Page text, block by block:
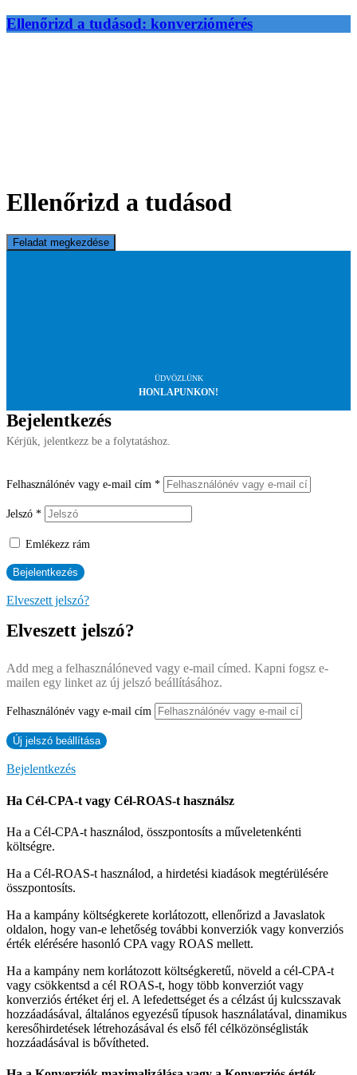
Ellenőrizd a tudásod: konverziómérés
Ellenőrizd a tudásod
ÜDVÖZLÜNK
HONLAPUNKON!
Bejelentkezés
Kérjük, jelentkezz be a folytatáshoz.
Felhasználónév vagy e-mail cím *
Jelszó *
Emlékezz rám
Elveszett jelszó?
Elveszett jelszó?
Add meg a felhasználóneved vagy e-mail címed. Kapni fogsz e-
mailen egy linket az új jelszó beállításához.
Felhasználónév vagy e-mail cím
Bejelentkezés
Ha Cél-CPA-t vagy Cél-ROAS-t használsz
Ha a Cél-CPA-t használod, összpontosíts a műveletenkénti
költségre.
Ha a Cél-ROAS-t használod, a hirdetési kiadások megtérülésére
összpontosíts.
Ha a kampány költségkerete korlátozott, ellenőrizd a Javaslatok
oldalon, hogy van-e lehetőség további konverziók vagy konverziós
érték elérésére hasonló CPA vagy ROAS mellett.
Ha a kampány nem korlátozott költségkeretű, növeld a cél-CPA-t
vagy csökkentsd a cél ROAS-t, hogy több konverziót vagy
konverziós értéket érj el. A lefedettséget és a célzást új kulcsszavak
hozzáadásával, általános egyezésű típusok használatával, dinamikus
keresőhirdetések létrehozásával és első fél célközönséglisták
hozzáadásával is bővítheted.